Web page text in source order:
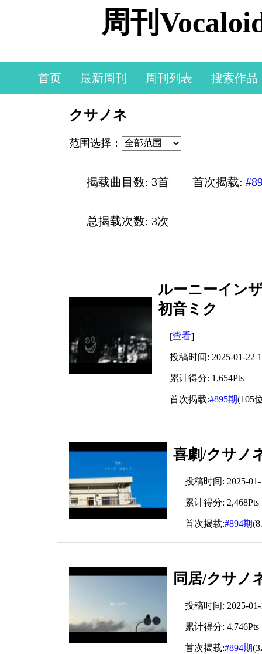
周刊
首页 最新周刊 周刊列表 搜索作品
クサノネ
范围选择：
揭载曲目数: 3首 首次揭载:
总揭载次数: 3次
ルーニーイン
初音ミク
[查看]
投稿时间: 2025-01-22
累计得分: 1,654Pts
首次揭载:#895期(105
喜劇/クサノ
投稿时间: 2025-01-
累计得分: 2,468Pts
首次揭载:#894期
同居/クサ
投稿时间: 2025-01-
累计得分: 4,746Pts
首次揭载:#894期